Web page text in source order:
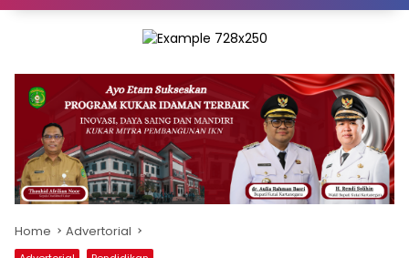
Home Advertorial